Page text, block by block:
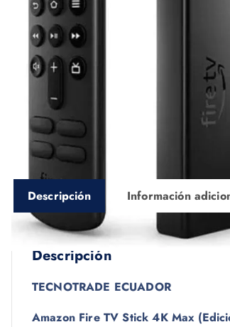
Descripción Información
Descripción
TECNOTRADE ECUADOR
Amazon Fire TV Stick 4K Max